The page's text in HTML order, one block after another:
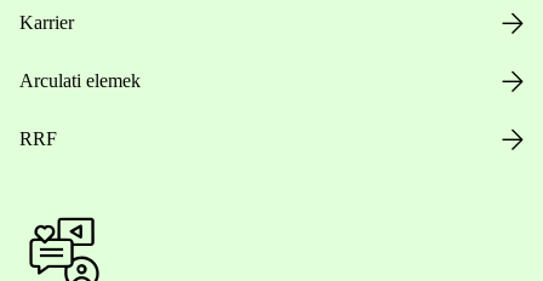
Karrier
Arculati elemek
RRF